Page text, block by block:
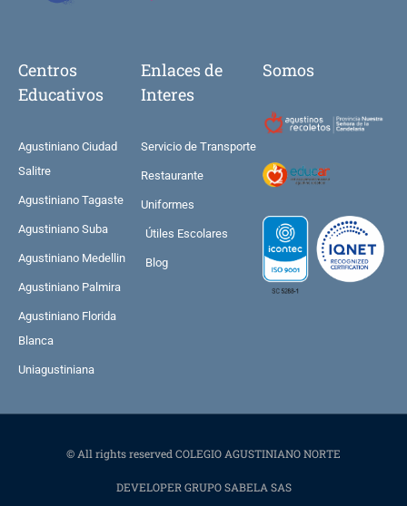
Centros
Educativos
Agustiniano Ciudad
Salitre
Agustiniano Tagaste
Agustiniano Suba
Agustiniano Medellin
Agustiniano Palmira
Agustiniano Florida
Blanca
Uniagustiniana
Enlaces de
Interes
Servicio de Transporte
Restaurante
Uniformes
Útiles Escolares
Blog
Somos
© All rights reserved COLEGIO AGUSTINIANO NORTE
DEVELOPER GRUPO SABELA SAS